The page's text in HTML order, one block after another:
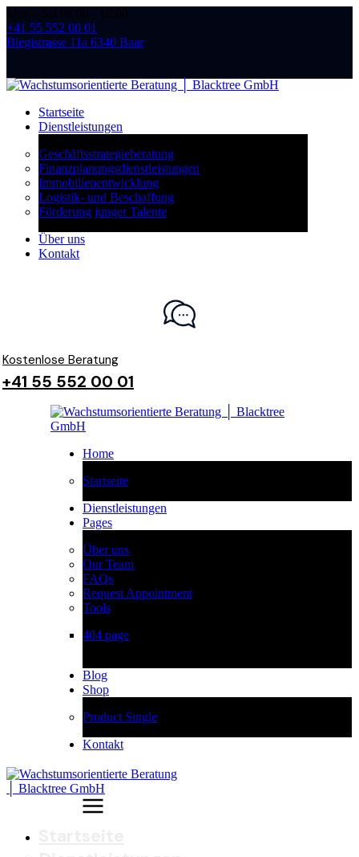
+41 55 552 00 01
Blegistrasse 11a 6340 Baar
Startseite
Dienstleistungen
Geschäftsstrategieberatung
Finanzplanungsdienstleistungen
Immobilienentwicklung
Logistik- und Beschaffung
Förderung junger Talente
Über uns
Kontakt
Kostenlose Beratung
+41 55 552 00 01
Home
Startseite
Dienstleistungen
Pages
Über uns
Our Team
FAQs
Request Appointment
Tools
404 page
Blog
Shop
Product Single
Kontakt